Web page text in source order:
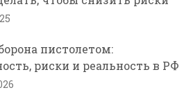
пистолетом:
риски и реальность в РФ